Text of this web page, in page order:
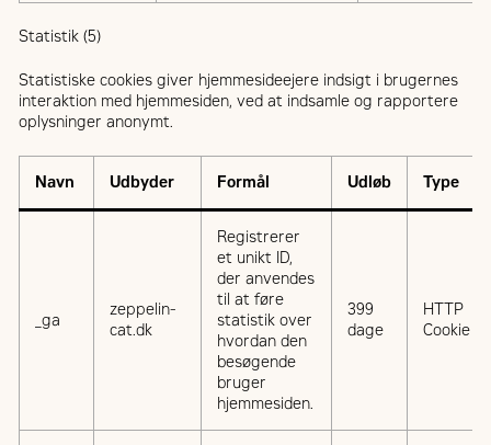
Statistik (5)
Statistiske cookies giver hjemmesideejere indsigt i brugernes
interaktion med hjemmesiden, ved at indsamle og rapportere
oplysninger anonymt.
Navn Udbyder Formål Udløb Type
_ga
zeppelin-
cat.dk
Registrerer
et unikt ID,
der anvendes
til at føre
statistik over
hvordan den
besøgende
bruger
hjemmesiden.
399
dage
HTTP
Cookie